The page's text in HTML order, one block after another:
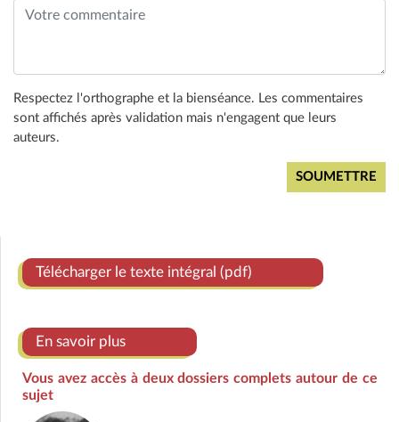
Respectez l'orthographe et la bienséance. Les commentaires
sont affichés après validation mais n'engagent que leurs
auteurs.
Télécharger le texte intégral (pdf)
En savoir plus
Vous avez accès à deux dossiers complets autour de ce
sujet